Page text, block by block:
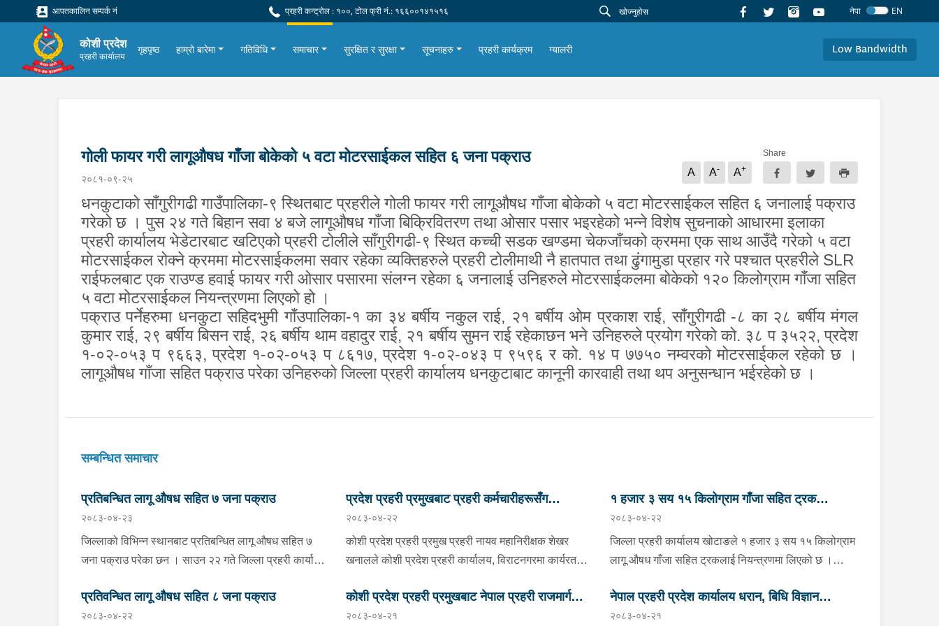
आपतकालिन सम्पर्क नं प्रहरी कन्ट्रोल : १००, टोल फ्री नं.: १६६००१४१५१६ नेपा EN
कोशी प्रदेश
प्रहरी कार्यालय
गृहपृष्ठ हाम्रो बारेमा गतिविधि समाचार सुरक्षित र सुरक्षा सूचनाहरु प्रहरी कार्यक्रम ग्यालरी Low Bandwidth
गोली फायर गरी लागूऔषध गाँजा बोकेको ५ वटा मोटरसाईकल सहित ६ जना पक्राउ
२०८१-०९-२५
A A- A+
Share
धनकुटाको साँगुरीगढी गाउँपालिका-९ स्थितबाट प्रहरीले गोली फायर गरी लागूऔषध गाँजा बोकेको ५ वटा मोटरसाईकल सहित ६ जनालाई पक्राउ
गरेको छ । पुस २४ गते बिहान सवा ४ बजेलागूऔषध गाँजा बिक्रिवितरण तथा ओसार पसार भइरहेको भन्नेविशेषसुचनाको आधारमा इलाका
प्रहरी कार्यालय भेडेटारबाट खटिएको प्रहरी टोलीले साँगुरीगढी-९ स्थित कच्ची सडक खण्डमा चेकजाँचको क्रममा एक साथ आउँदै गरेको ५ वटा
मोटरसाईकल रोक्ने क्रममामोटरसाईकलमा सवार रहेकाव्यक्तिहरुलेप्रहरी टोलीमाथी नै हातपाततथाढुंगामुडाप्रहार गरे पश्चात प्रहरीले SLR
राईफलबाट एक राउण्ड हवाई फायरगरी ओसार पसारमा संलग्न रहेका ६ जनालाई उनिहरुले मोटरसाईकलमा बोकेको १२० किलोग्राम गाँजा सहित
५ वटा मोटरसाईकल नियन्त्रणमा लिएको हो ।
पक्राउ पर्नेहरुमा धनकुटा सहिदभुमी गाँउपालिका-१का३४बर्षीयनकुल राई, २१बर्षीयओम प्रकाशराई,साँगुरीगढी -८का२८बर्षीयमंगल
कुमार राई, २९बर्षीयबिसन राई, २६ बर्षीय थाम वहादुर राई, २१ बर्षीयसुमन राईरहेकाछन भने उनिहरुले प्रयोग गरेकोको. ३८ प ३५२२,प्रदेश
१-०२-०५३ प ९६६३,प्रदेश १-०२-०५३ प ८६१७,प्रदेश १-०२-०४३ प ९५९६ रको. १४ प ७७५० नम्वरकोमोटरसाईकल रहेको छ ।
लागूऔषध गाँजा सहित पक्राउ परेका उनिहरुको जिल्ला प्रहरी कार्यालय धनकुटाबाट कानूनी कारवाही तथा थप अनुसन्धान भईरहेको छ ।
सम्बन्धित समाचार
प्रतिबन्धित लागू औषध सहित ७ जना पक्राउ
२०८३-०४-२३
जिल्लाको विभिन्न स्थानबाट प्रतिबन्धित लागू औषध सहित ७
जना पक्राउ परेका छन । साउन २२ गते जिल्ला प्रहरी कार्यालय
मझुवागढी नगरपालिका-७ वालिङ स्थित मध्यपहाडी लोकमार्गको
जंगलमा शंकास्पद अवस्थामा रोकिराखेको प्र.१-०२-००२ ख
प्रदेश प्रहरी प्रमुखबाट प्रहरी कर्मचारीहरूसँग
परिचयात्मक भेटघाट तथा अन्तरक्रिया
२०८३-०४-२२
कोशी प्रदेश प्रहरी प्रमुख प्रहरी नायव महानिरीक्षक शेखर
खनालले कोशी प्रदेश प्रहरी कार्यालय, विराटनगरमा कार्यरत
कर्मचारीहरूसँग परिचयात्मक भेटघाट तथा अन्तरक्रिया गर्नुभएको
छ । साउन २२ गते कोशी प्रदेश प्रहरी कार्यालयको सभाहलमा
१ हजार ३ सय १५ किलोग्राम गाँजा सहित ट्रक
नियन्त्रण
२०८३-०४-२२
जिल्ला प्रहरी कार्यालय खोटाङले १ हजार ३ सय १५ किलोग्राम
लागू औषध गाँजा सहित ट्रकलाई नियन्त्रणमा लिएको छ ।
स्थित मध्यपहाडी लोकमार्गको जंगलमा प्र.१-०२-००२ ख ००८३
नम्बरको ट्रक शंकास्पद अबस्थामा रोकेर राखेको छ भन्ने बिशेष
प्रतिवन्धित लागू औषध सहित ८ जना पक्राउ
२०८३-०४-२२
कोशी प्रदेश प्रहरी प्रमुखबाट नेपाल प्रहरी राजमार्ग
सुरक्षा तथा ट्राफिक व्यवस्थापन कार्यालय इटहरीको
२०८३-०४-२१
नेपाल प्रहरी प्रदेश कार्यालय धरान, बिधि विज्ञान
प्रयोगशाला र केनाईन शाखाको निरीक्षण तथा अनुगमन
२०८३-०४-२१